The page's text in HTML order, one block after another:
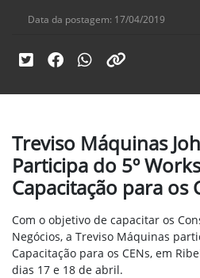
Data da postagem: 17/04/2019
Treviso Máquinas
Participa do 5º
Capacitação para os
Com o objetivo de capacitar os
Negócios, a Treviso Máquinas
Capacitação para os CENs, em
dias 17 e 18 de abril.